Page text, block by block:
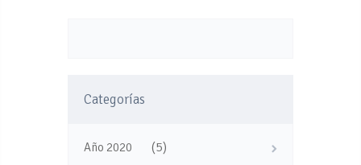
Categorías
Año 2020 (5)